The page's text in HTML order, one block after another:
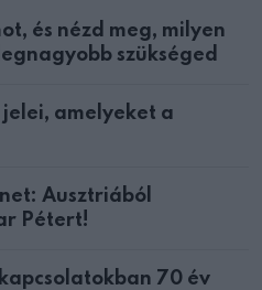
és nézd meg, milyen
szükséged
amelyeket a
Ausztriából
Pétert!
70 év